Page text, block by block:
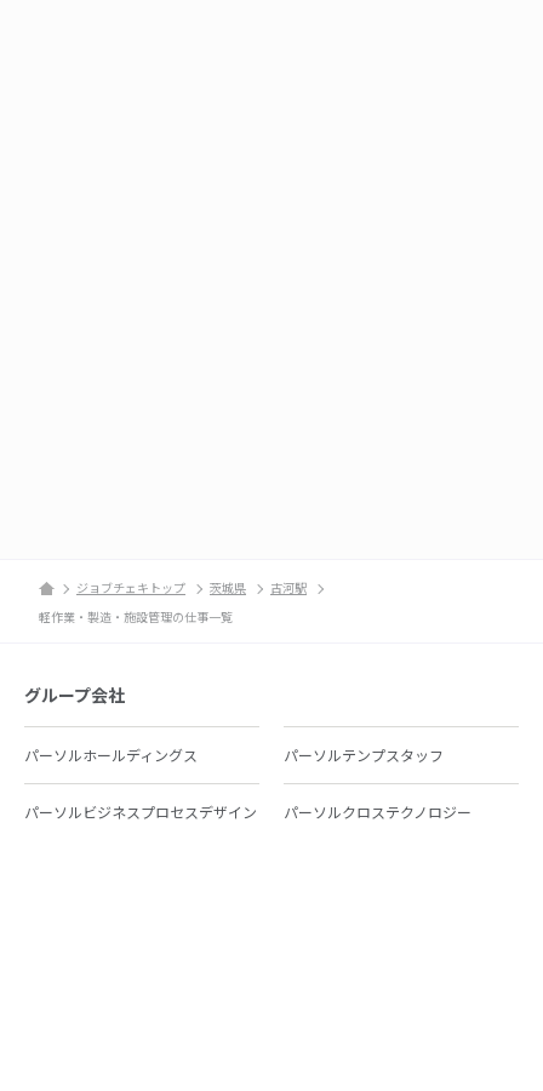
ジョブチェキトップ 茨城県
古河駅
軽作業・製造・施設管理の仕事一覧
グループ会社
パーソルホールディングス パーソルテンプスタッフ
パーソルビジネスプロセスデザイン パーソルクロステクノロジー